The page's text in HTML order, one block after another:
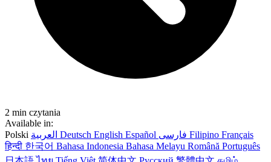
2 min czytania
Available in:
Polski
Deutsch English Español Filipino Français
हिन्दी 한국어 Bahasa Indonesia Bahasa Melayu Română Português